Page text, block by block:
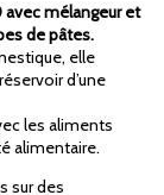
mélangeur et
de pâtes.
elle
d’une
les aliments
alimentaire.
sur des